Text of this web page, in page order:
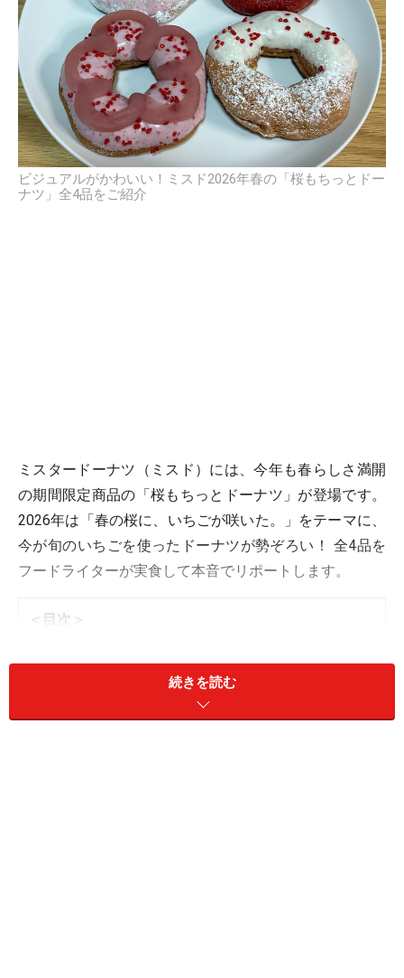
ビジュアルがかわいい！ミスド2026年春の「桜もちっとドー
ナツ」全4品をご紹介
ミスタードーナツ（ミスド）には、今年も春らしさ満開
の期間限定商品の「桜もちっとドーナツ」が登場です。
2026年は「春の桜に、いちごが咲いた。」をテーマに、
今が旬のいちごを使ったドーナツが勢ぞろい！ 全4品を
フードライターが実食して本音でリポートします。
＜目次＞
2. 「桜もちっとドーナツ 春かおるいちご風」
3. 「桜もちっとドーナツ 春めくいちごホイップだいふく
続きを読む